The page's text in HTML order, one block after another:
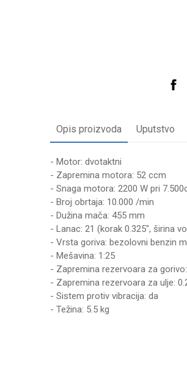
Opis proizvoda Uputstvo
- Motor: dvotaktni
- Zapremina motora: 52 ccm
- Snaga motora: 2200 W pri
- Broj obrtaja: 10.000 /min
- Dužina mača: 455 mm
- Lanac: 21 (korak 0.325", širina
- Vrsta goriva: bezolovni benzin
- Mešavina: 1:25
- Zapremina rezervoara za
- Zapremina rezervoara za ulje:
- Sistem protiv vibracija: da
- Težina: 5.5 kg